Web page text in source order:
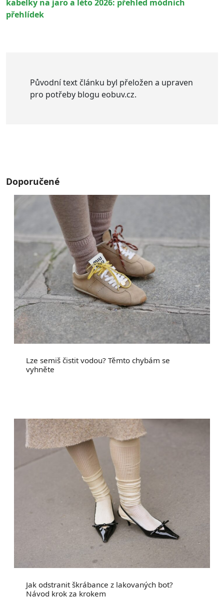
kabelky na jaro a léto 2026: přehled módních
přehlídek
Původní text článku byl přeložen a upraven
pro potřeby blogu eobuv.cz.
Doporučené
Lze semiš čistit vodou? Těmto chybám se
vyhněte
Jak odstranit škrábance z lakovaných bot?
Návod krok za krokem